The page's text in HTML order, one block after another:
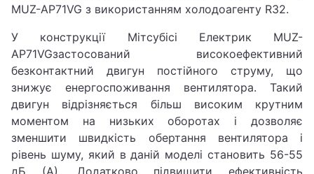
MUZ-AP71VG з використанням холодоагенту R32.
У конструкції Мітсубісі Електрик MUZ-
AP71VGзастосований високоефективний
безконтактний двигун постійного струму, що
знижує енергоспоживання вентилятора. Такий
двигун відрізняється більш високим крутним
моментом на низьких оборотах і дозволяє
зменшити швидкість обертання вентилятора і
рівень шуму, який в даній моделі становить 56-55
дБ (А). Додатково підвищити ефективність